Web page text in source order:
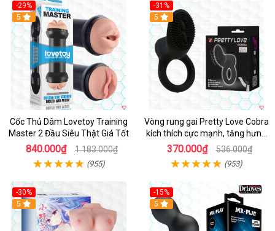
-29%
Hot
5
Cốc Thủ Dâm Lovetoy Training
Master 2 Đầu Siêu Thật Giá Tốt
840.000₫ 1.183.000₫
(955)
-31%
5
Vòng rung gai Pretty Love Cobra
kích thích cực mạnh, tăng hưng
phấn
370.000₫ 536.000₫
(953)
-30%
Hot
5
-15%
Hot
5